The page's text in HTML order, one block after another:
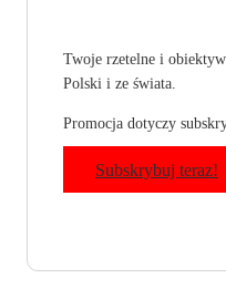
Twoje rzetelne i
Polski i ze świata.
Promocja dotyczy
Subskrybuj teraz!